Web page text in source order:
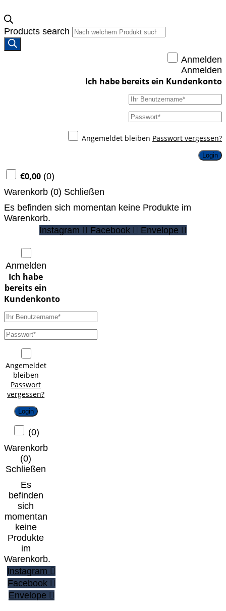
Products search
Anmelden
Anmelden
Angemeldet bleiben Passwort vergessen?
Login
€0,00 (0)
Warenkorb (0) Schließen
Es befinden sich momentan keine Produkte im
Warenkorb.
Instagram
Facebook Envelope
Anmelden
Angemeldet
bleiben
Passwort
vergessen?
Login
(0)
Warenkorb
(0)
Schließen
Es
befinden
sich
momentan
keine
Produkte
im
Warenkorb.
Instagram
Facebook
Envelope